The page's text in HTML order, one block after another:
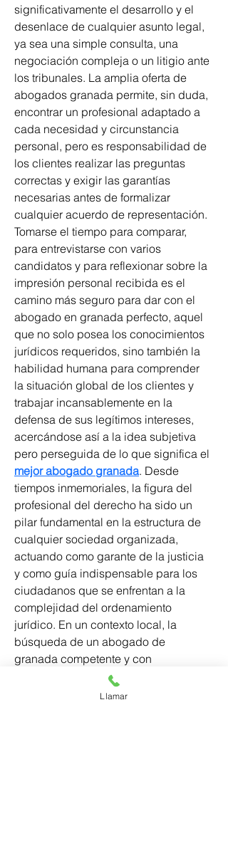
significativamente el desarrollo y el
desenlace de cualquier asunto legal,
ya sea una simple consulta, una
negociación compleja o un litigio ante
los tribunales. La amplia oferta de
abogados granada permite, sin duda,
encontrar un profesional adaptado a
cada necesidad y circunstancia
personal, pero es responsabilidad de
los clientes realizar las preguntas
correctas y exigir las garantías
necesarias antes de formalizar
cualquier acuerdo de representación.
Tomarse el tiempo para comparar,
para entrevistarse con varios
candidatos y para reflexionar sobre la
impresión personal recibida es el
camino más seguro para dar con el
abogado en granada perfecto, aquel
que no solo posea los conocimientos
jurídicos requeridos, sino también la
habilidad humana para comprender
la situación global de los clientes y
trabajar incansablemente en la
defensa de sus legítimos intereses,
acercándose así a la idea subjetiva
pero perseguida de lo que significa el
mejor abogado granada. Desde
tiempos inmemoriales, la figura del
profesional del derecho ha sido un
pilar fundamental en la estructura de
cualquier sociedad organizada,
actuando como garante de la justicia
y como guía indispensable para los
ciudadanos que se enfrentan a la
complejidad del ordenamiento
jurídico. En un contexto local, la
búsqueda de un abogado de
granada competente y con
experiencia se convierte en una
necesidad primordial para cualquier
Llamar